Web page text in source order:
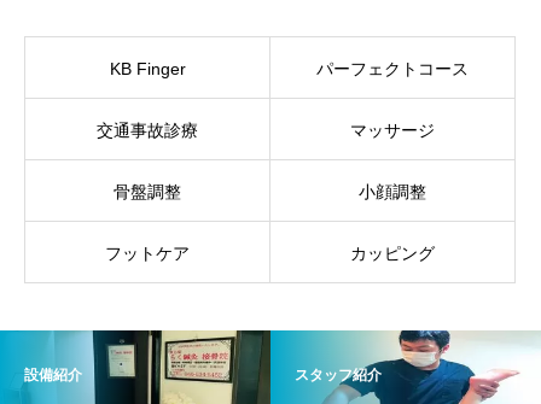
KB Finger パーフェクトコース
交通事故診療 マッサージ
骨盤調整 小顔調整
フットケア カッピング
設備紹介 スタッフ紹介